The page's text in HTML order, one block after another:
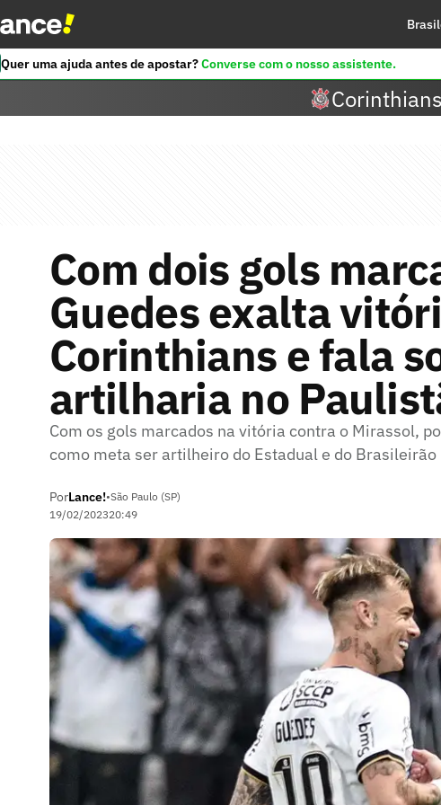
Quer uma ajuda antes de apostar?Converse com o nosso assistente.
Corinthians
Com dois gols
Guedes exalta
Corinthians e fala
artilharia no
Com os gols marcados na vitória contra o Mirassol,
como meta ser artilheiro do Estadual e do Brasileirão
PorLance!•São Paulo (SP)
19/02/202320:49